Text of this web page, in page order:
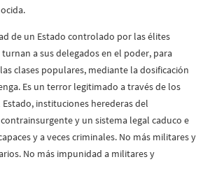
de un Estado controlado por las élites
a sus delegados en el poder, para
clases populares, mediante la dosificación
Es un terror legitimado a través de los
instituciones herederas del
y un sistema legal caduco e
y a veces criminales. No más militares y
No más impunidad a militares y